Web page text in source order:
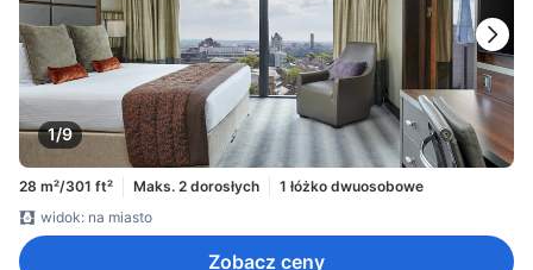
1/9
28 m²/301 ft² Maks. 2 dorosłych
1 łóżko dwuosobowe
widok: na miasto
Zobacz ceny